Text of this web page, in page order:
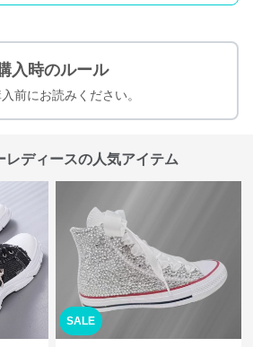
入時のルール
前にお読みください。
レディースの人気アイテム
SALE